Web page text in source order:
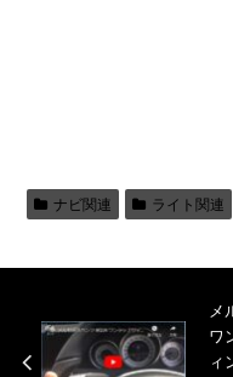
ナビ関連 ライト関連
メ
ワ
ィ